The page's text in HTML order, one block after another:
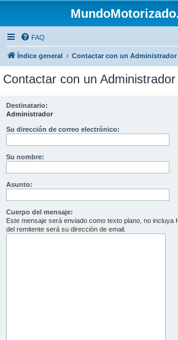
FAQ
Índice general Contactar con un Administrador
Contactar con un
Destinatario:
Administrador
Su dirección de correo electrónico:
Su nombre:
Asunto:
Cuerpo del mensaje:
Este mensaje será enviado como texto plano, no incluya
del remitente será su dirección de email.